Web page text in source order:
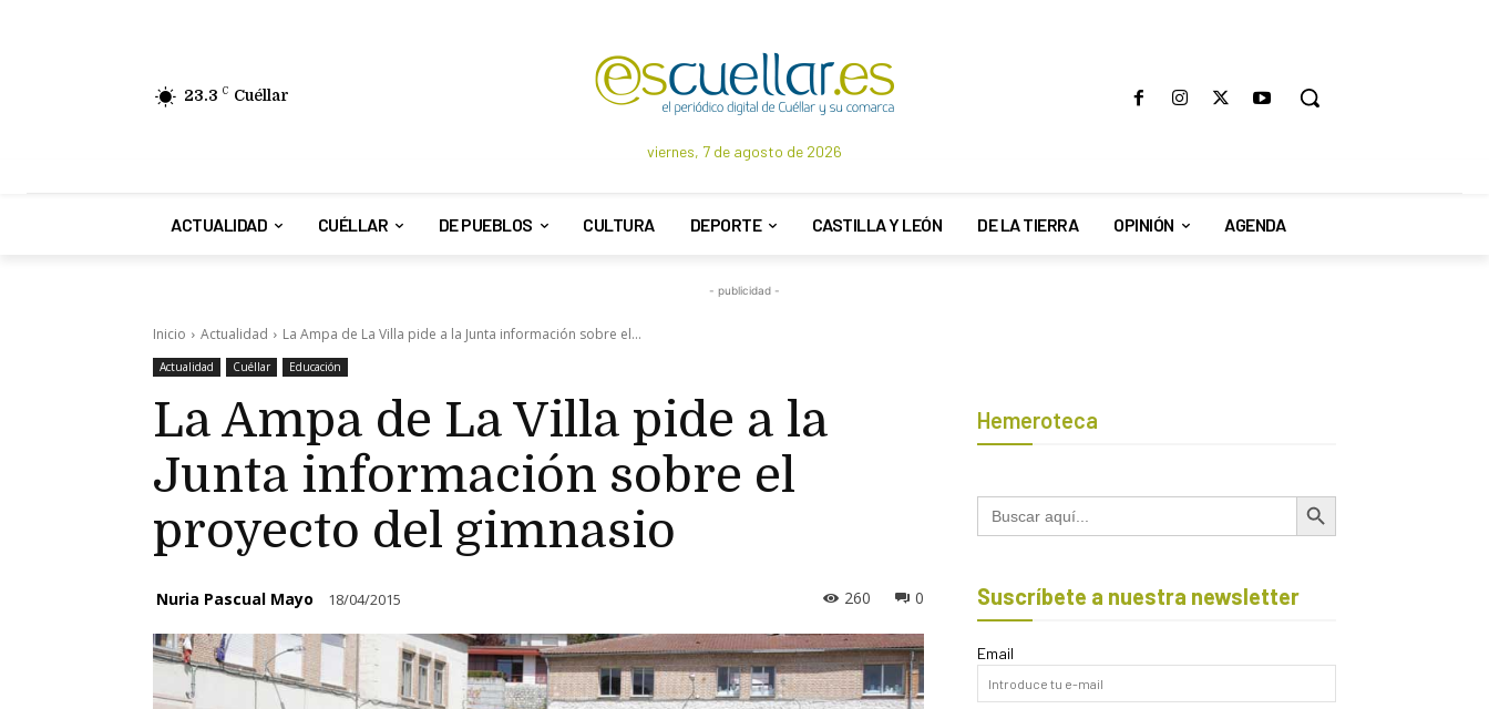
23.3 C Cuéllar
viernes, 7 de agosto de 2026
ACTUALIDAD CUÉLLAR DE PUEBLOS CULTURA DEPORTE CASTILLA Y LEÓN DE LA TIERRA OPINIÓN AGENDA
- publicidad -
Inicio Actualidad La Ampa de La Villa pide a la Junta información sobre el...
Actualidad Cuéllar Educación
La Ampa de La Villa pide a la
Junta información sobre el
proyecto del gimnasio
Nuria Pascual Mayo 18/04/2015 0
260
Hemeroteca
Buscar: Botón de búsqueda
Suscríbete a nuestra newsletter
Email